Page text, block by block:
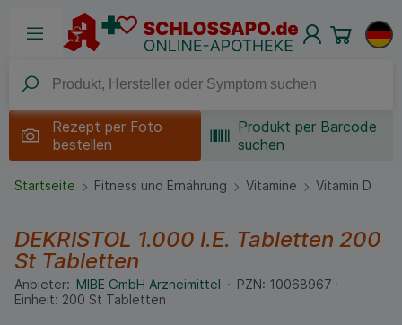
Rezept per Foto
bestellen
Produkt per Barcode
suchen
Startseite Fitness und Ernährung Vitamine Vitamin D
DEKRISTOL 1.000 I.E. Tabletten 200
St Tabletten
Anbieter: MIBE GmbH Arzneimittel PZN: 10068967
Einheit: 200 St Tabletten